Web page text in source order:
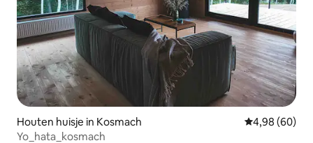
Houten huisje in Kosmach Gemiddelde
4,98 (60)
Yo_hata_kosmach